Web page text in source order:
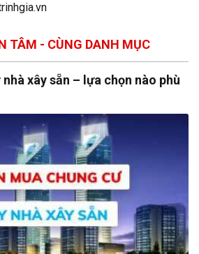
TÂM - CÙNG DANH MỤC
xây sẵn – lựa chọn nào phù